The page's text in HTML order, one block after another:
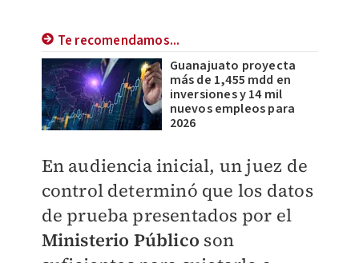
Te recomendamos...
Guanajuato proyecta
más de 1,455 mdd en
inversiones y 14 mil
nuevos empleos para
2026
En audiencia inicial, un juez de
control determinó que los datos
de prueba presentados por el
Ministerio Público son